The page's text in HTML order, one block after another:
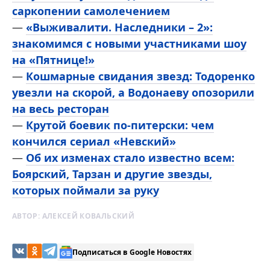
саркопении самолечением
— «Выживалити. Наследники – 2»:
знакомимся с новыми участниками шоу
на «Пятнице!»
— Кошмарные свидания звезд: Тодоренко
увезли на скорой, а Водонаеву опозорили
на весь ресторан
— Крутой боевик по-питерски: чем
кончился сериал «Невский»
— Об их изменах стало известно всем:
Боярский, Тарзан и другие звезды,
которых поймали за руку
АВТОР: АЛЕКСЕЙ КОВАЛЬСКИЙ
Подписаться в Google Новостях